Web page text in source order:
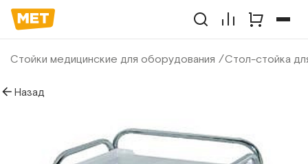
Стойки медицинские для оборудования Стол-стойка
Назад